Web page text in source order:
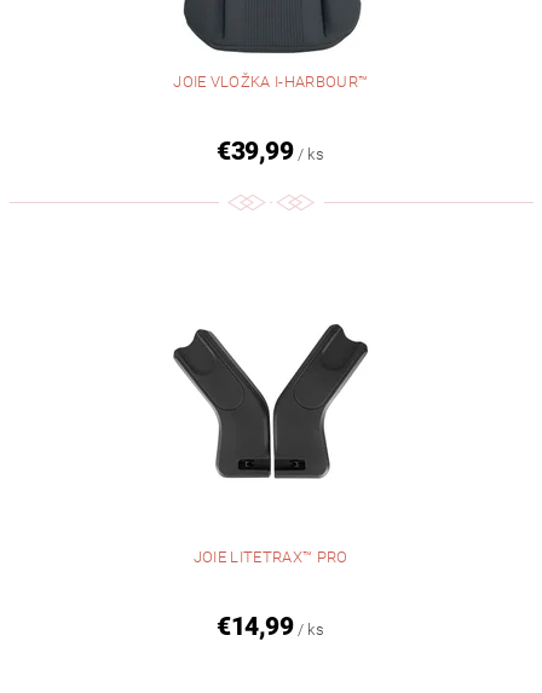
JOIE VLOŽKA I-HARBOUR™
€39,99 / ks
JOIE LITETRAX™ PRO
€14,99 / ks